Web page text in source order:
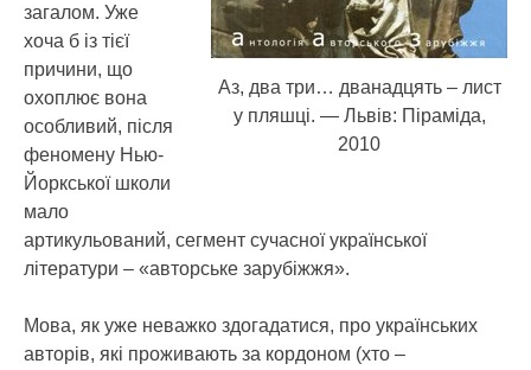
Аз, два три… дванадцять – лист
у пляшці. — Львів: Піраміда,
2010
загалом. Уже
хоча б із тієї
причини, що
охоплює вона
особливий, після
феномену Нью-
Йоркської школи
мало
артикульований, сегмент сучасної української
літератури – «авторське зарубіжжя».
Мова, як уже неважко здогадатися, про українських
авторів, які проживають за кордоном (хто –